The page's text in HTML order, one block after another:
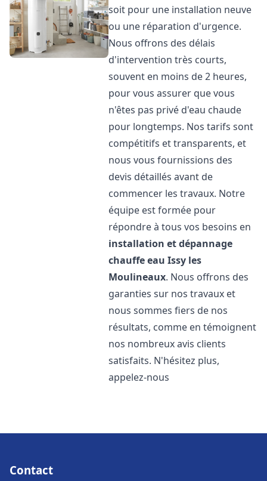
soit pour une installation neuve
ou une réparation d'urgence.
Nous offrons des délais
d'intervention très courts,
souvent en moins de 2 heures,
pour vous assurer que vous
n'êtes pas privé d'eau chaude
pour longtemps. Nos tarifs sont
compétitifs et transparents, et
nous vous fournissions des
devis détaillés avant de
commencer les travaux. Notre
équipe est formée pour
répondre à tous vos besoins en
installation et dépannage
chauffe eau Issy les
Moulineaux. Nous offrons des
garanties sur nos travaux et
nous sommes fiers de nos
résultats, comme en témoignent
nos nombreux avis clients
satisfaits. N'hésitez plus,
appelez-nous
Contact